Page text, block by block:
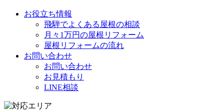
お役立ち情報
飛騨でよくある屋根の相談
月々1万円の屋根リフォーム
屋根リフォームの流れ
お問い合わせ
お問い合わせ
お見積もり
LINE相談